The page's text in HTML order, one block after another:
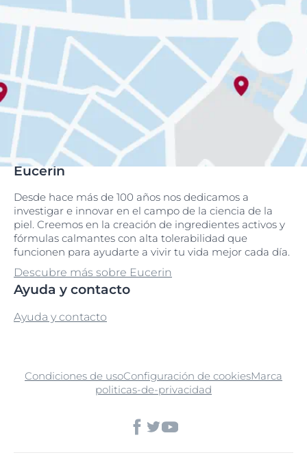
Eucerin
Desde hace más de 100 años nos dedicamos a
investigar e innovar en el campo de la ciencia de la
piel. Creemos en la creación de ingredientes activos y
fórmulas calmantes con alta tolerabilidad que
funcionen para ayudarte a vivir tu vida mejor cada día.
Descubre más sobre Eucerin
Ayuda y contacto
Ayuda y contacto
Condiciones de usoConfiguración de cookiesMarca
politicas-de-privacidad